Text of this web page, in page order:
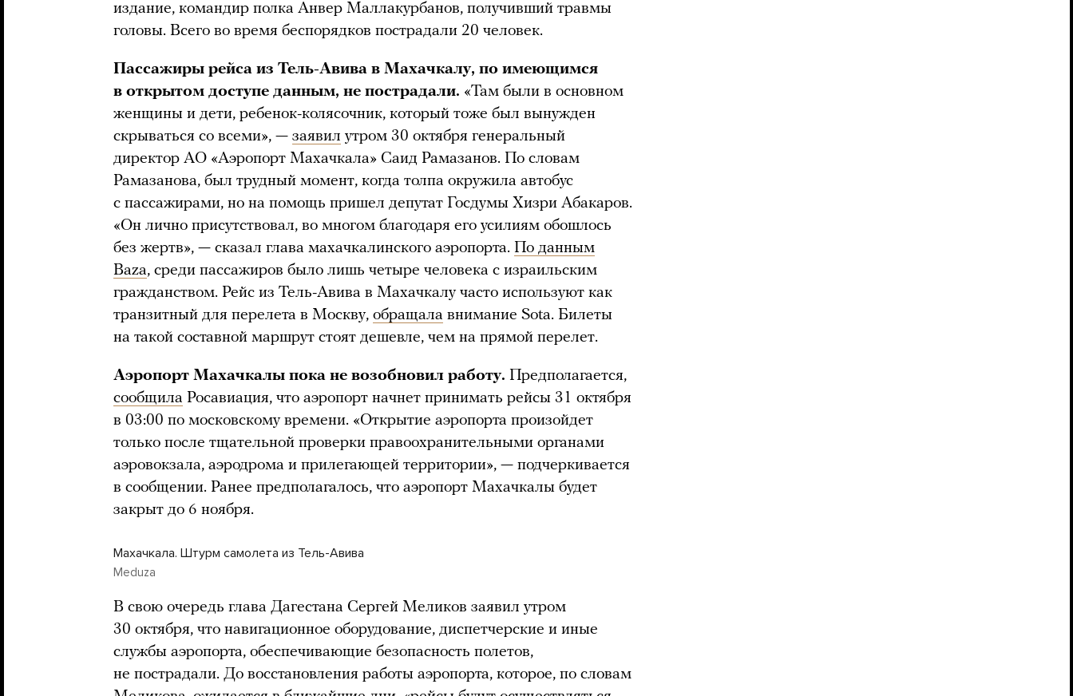
издание, командир полка Анвер Маллакурбанов, получивший травмы
головы. Всего во время беспорядков пострадали 20 человек.
Пассажиры рейса из Тель-Авива в Махачкалу, по имеющимся
в открытом доступе данным, не пострадали. «Там были в основном
женщины и дети, ребенок-колясочник, который тоже был вынужден
скрываться со всеми», — заявил утром 30 октября генеральный
директор АО «Аэропорт Махачкала» Саид Рамазанов. По словам
Рамазанова, был трудный момент, когда толпа окружила автобус
с пассажирами, но на помощь пришел депутат Госдумы Хизри Абакаров.
«Он лично присутствовал, во многом благодаря его усилиям обошлось
без жертв», — сказал глава махачкалинского аэропорта. По данным
Baza, среди пассажиров было лишь четыре человека с израильским
гражданством. Рейс из Тель-Авива в Махачкалу часто используют как
транзитный для перелета в Москву, обращала внимание Sota. Билеты
на такой составной маршрут стоят дешевле, чем на прямой перелет.
Аэропорт Махачкалы пока не возобновил работу. Предполагается,
сообщила Росавиация, что аэропорт начнет принимать рейсы 31 октября
в 03:00 по московскому времени. «Открытие аэропорта произойдет
только после тщательной проверки правоохранительными органами
аэровокзала, аэродрома и прилегающей территории», — подчеркивается
в сообщении. Ранее предполагалось, что аэропорт Махачкалы будет
закрыт до 6 ноября.
Махачкала. Штурм самолета из Тель-Авива
Meduza
В свою очередь глава Дагестана Сергей Меликов заявил утром
30 октября, что навигационное оборудование, диспетчерские и иные
службы аэропорта, обеспечивающие безопасность полетов,
не пострадали. До восстановления работы аэропорта, которое, по словам